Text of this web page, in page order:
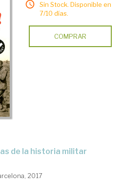
Sin Stock. Disponible en
7/10 días.
COMPRAR
de la historia militar
2017